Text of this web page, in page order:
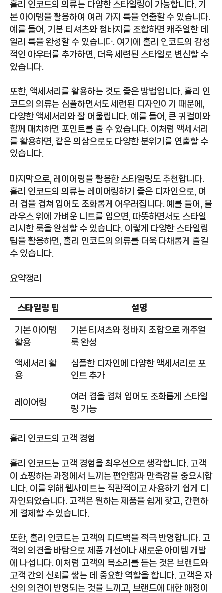
홀리 인코드의 의류는 다양한 스타일링이 가능합니다. 기
본 아이템을 활용하여 여러 가지 룩을 연출할 수 있습니다.
예를 들어, 기본 티셔츠와 청바지를 조합하면 캐주얼한 데
일리 룩을 완성할 수 있습니다. 여기에 홀리 인코드의 감성
적인 아우터를 추가하면, 더욱 세련된 스타일로 변신할 수
있습니다.
또한, 액세서리를 활용하는 것도 좋은 방법입니다. 홀리 인
코드의 의류는 심플하면서도 세련된 디자인이기 때문에,
다양한 액세서리와 잘 어울립니다. 예를 들어, 큰 귀걸이와
함께 매치하면 포인트를 줄 수 있습니다. 이처럼 액세서리
를 활용하면, 같은 의상으로도 다양한 분위기를 연출할 수
있습니다.
마지막으로, 레이어링을 활용한 스타일링도 추천합니다.
홀리 인코드의 의류는 레이어링하기 좋은 디자인으로, 여
러 겹을 겹쳐 입어도 조화롭게 어우러집니다. 예를 들어, 블
라우스 위에 가벼운 니트를 입으면, 따뜻하면서도 스타일
리시한 룩을 완성할 수 있습니다. 이렇게 다양한 스타일링
팁을 활용하면, 홀리 인코드의 의류를 더욱 다채롭게 즐길
수 있습니다.
요약정리
스타일링 팁 설명
기본 아이템
활용
기본 티셔츠와 청바지 조합으로 캐주얼
룩 완성
액세서리 활
용
심플한 디자인에 다양한 액세서리로 포
인트 추가
레이어링
여러 겹을 겹쳐 입어도 조화롭게 스타일
링 가능
홀리 인코드의 고객 경험
홀리 인코드는 고객 경험을 최우선으로 생각합니다. 고객
이 쇼핑하는 과정에서 느끼는 편안함과 만족감을 중요시합
니다. 이를 위해 웹사이트는 직관적이고 사용하기 쉽게 디
자인되었습니다. 고객은 원하는 제품을 쉽게 찾고, 간편하
게 결제할 수 있습니다.
또한, 홀리 인코드는 고객의 피드백을 적극 반영합니다. 고
객의 의견을 바탕으로 제품 개선이나 새로운 아이템 개발
에 나섭니다. 이처럼 고객의 목소리를 듣는 것은 브랜드와
고객 간의 신뢰를 쌓는 데 중요한 역할을 합니다. 고객은 자
신의 의견이 반영되는 것을 느끼고, 브랜드에 대한 애정이